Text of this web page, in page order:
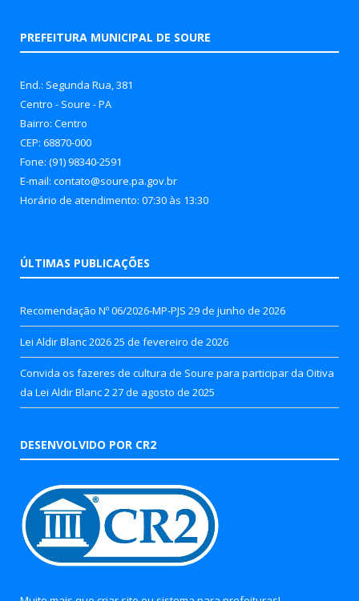
PREFEITURA MUNICIPAL DE SOURE
End.: Segunda Rua, 381
Centro - Soure - PA
Bairro: Centro
CEP: 68870-000
Fone: (91) 98340-2591
E-mail: contato@soure.pa.gov.br
Horário de atendimento: 07:30 às 13:30
ÚLTIMAS PUBLICAÇÕES
Recomendação Nº 06/2026-MP-PJS 29 de junho de 2026
Lei Aldir Blanc 202625 de fevereiro de 2026
Convida os fazeres de cultura de Soure para participar da Oitiva
da Lei Aldir Blanc 227 de agosto de 2025
DESENVOLVIDO POR CR2